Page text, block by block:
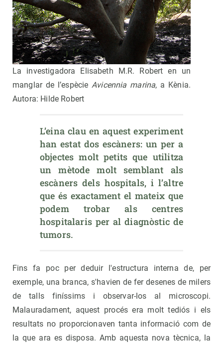
La investigadora Elisabeth M.R. Robert en un
manglar de l’espècieAvicennia marina, a Kènia.
Autora: Hilde Robert
L’eina clau en aquest experiment
han estat dos escàners: un per a
objectes molt petits que utilitza
un mètode molt semblant als
escàners dels hospitals, i l’altre
que és exactament el mateix que
podem trobar als centres
hospitalaris per al diagnòstic de
tumors.
Fins fa poc per deduir l'estructura interna de, per
exemple, una branca, s'havien de fer desenes de milers
de talls finíssims i observar-los al microscopi.
Malauradament, aquest procés era molt tediós i els
resultats no proporcionaven tanta informació com de
la que ara es disposa. Amb aquesta nova tècnica, la